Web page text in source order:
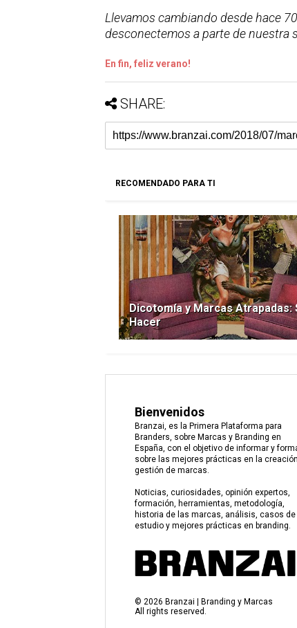
Llevamos cambiando desde hace
desconectemos a parte de nuestra
En fin, feliz verano!
SHARE:
RECOMENDADO PARA TI
Dicotomía y Marcas Atrapadas:
Hacer
Bienvenidos
Branzai, es la Primera Plataforma para
Branders, sobre Marcas y Branding en
España, con el objetivo de informar y
sobre las mejores prácticas en la
gestión de marcas.
Noticias, curiosidades, opinión expertos,
formación, herramientas, metodología,
historia de las marcas, análisis, casos de
estudio y mejores prácticas en branding.
© 2026 Branzai | Branding y Marcas
All rights reserved.